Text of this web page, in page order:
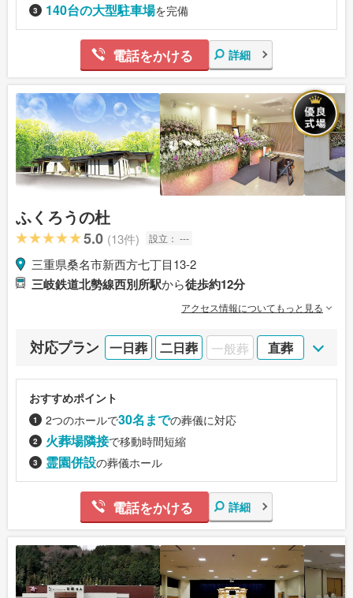
140台の大型駐車場を完備
電話をかける 詳細
ふくろうの杜
5.0 (13件) 設立： ---
三重県桑名市新西方七丁目13-2
三岐鉄道北勢線西別所駅から徒歩約12分
アクセス情報についてもっと見る
対応プラン 一日葬 二日葬 一般葬 直葬
おすすめポイント
2つのホールで30名までの葬儀に対応
火葬場隣接で移動時間短縮
霊園併設の葬儀ホール
電話をかける 詳細